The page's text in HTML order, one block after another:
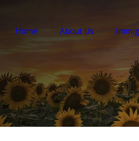
Home About Us